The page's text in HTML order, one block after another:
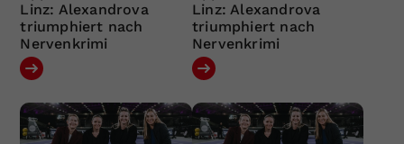
Linz: Alexandrova
triumphiert nach
Nervenkrimi
Linz: Alexandrova
triumphiert nach
Nervenkrimi